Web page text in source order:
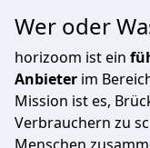
Wer oder
horizoom ist ein
Anbieter im
Mission ist es,
Verbrauchern zu